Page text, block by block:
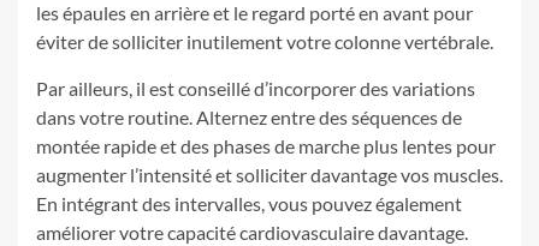
les épaules en arrière et le regard porté en avant pour
éviter de solliciter inutilement votre colonne vertébrale.
Par ailleurs, il est conseillé d’incorporer des variations
dans votre routine. Alternez entre des séquences de
montée rapide et des phases de marche plus lentes pour
augmenter l’intensité et solliciter davantage vos muscles.
En intégrant des intervalles, vous pouvez également
améliorer votre capacité cardiovasculaire davantage.